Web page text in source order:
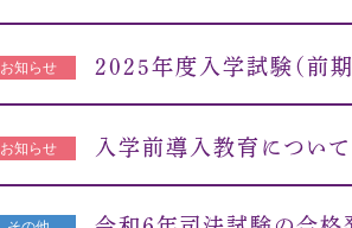
お知らせ 2025年度入学試験（前
お知らせ 入学前導入教育について